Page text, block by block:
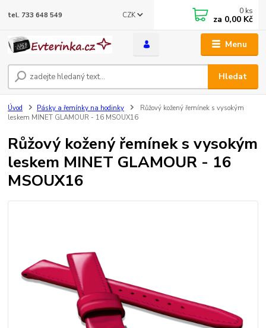
Menu
CZK
Hledat
tel. 733 648 549 0 ks
za 0,00 Kč
Úvod Pásky a řemínky na hodinky
Růžový kožený řemínek s vysokým
leskem MINET GLAMOUR - 16 MSOUX16
Růžový kožený řemínek s vysokým
leskem MINET GLAMOUR - 16
MSOUX16